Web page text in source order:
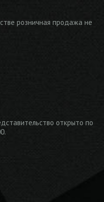
розничная продажа не
открыто по